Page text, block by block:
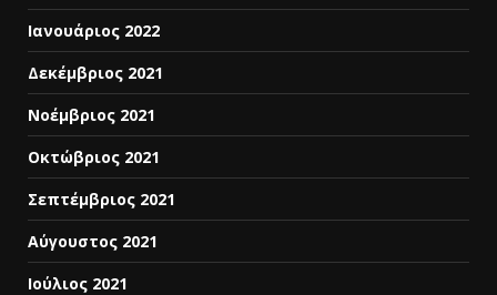
Ιανουάριος 2022
Δεκέμβριος 2021
Νοέμβριος 2021
Οκτώβριος 2021
Σεπτέμβριος 2021
Αύγουστος 2021
Ιούλιος 2021